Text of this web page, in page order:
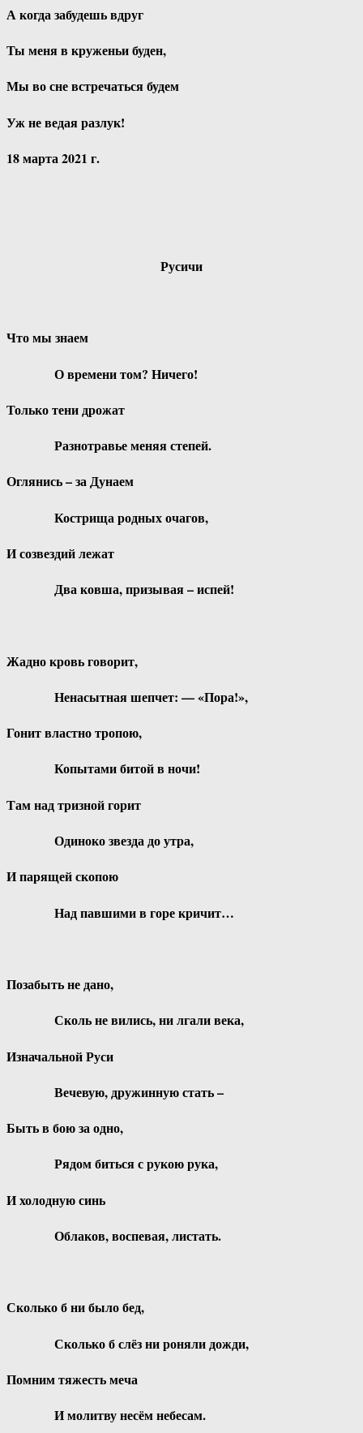
А когда забудешь вдруг
Ты меня в круженьи буден,
Мы во сне встречаться будем
Уж не ведая разлук!
18 марта 2021 г.
Русичи
Что мы знаем
О времени том? Ничего!
Только тени дрожат
Разнотравье меняя степей.
Оглянись – за Дунаем
Кострища родных очагов,
И созвездий лежат
Два ковша, призывая – испей!
Жадно кровь говорит,
Ненасытная шепчет: — «Пора!»,
Гонит властно тропою,
Копытами битой в ночи!
Там над тризной горит
Одиноко звезда до утра,
И парящей скопою
Над павшими в горе кричит…
Позабыть не дано,
Сколь не вились, ни лгали века,
Изначальной Руси
Вечевую, дружинную стать –
Быть в бою за одно,
Рядом биться с рукою рука,
И холодную синь
Облаков, воспевая, листать.
Сколько б ни было бед,
Сколько б слёз ни роняли дожди,
Помним тяжесть меча
И молитву несём небесам.